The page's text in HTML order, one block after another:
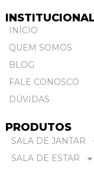
INÍCIO
QUEM SOMOS
BLOG
FALE CONOSCO
DÚVIDAS
PRODUTOS
SALA DE JANTAR
SALA DE ESTAR